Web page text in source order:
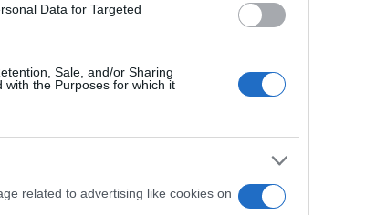
Data for Targeted
Sale, and/or Sharing
the Purposes for which it
related to advertising like cookies on